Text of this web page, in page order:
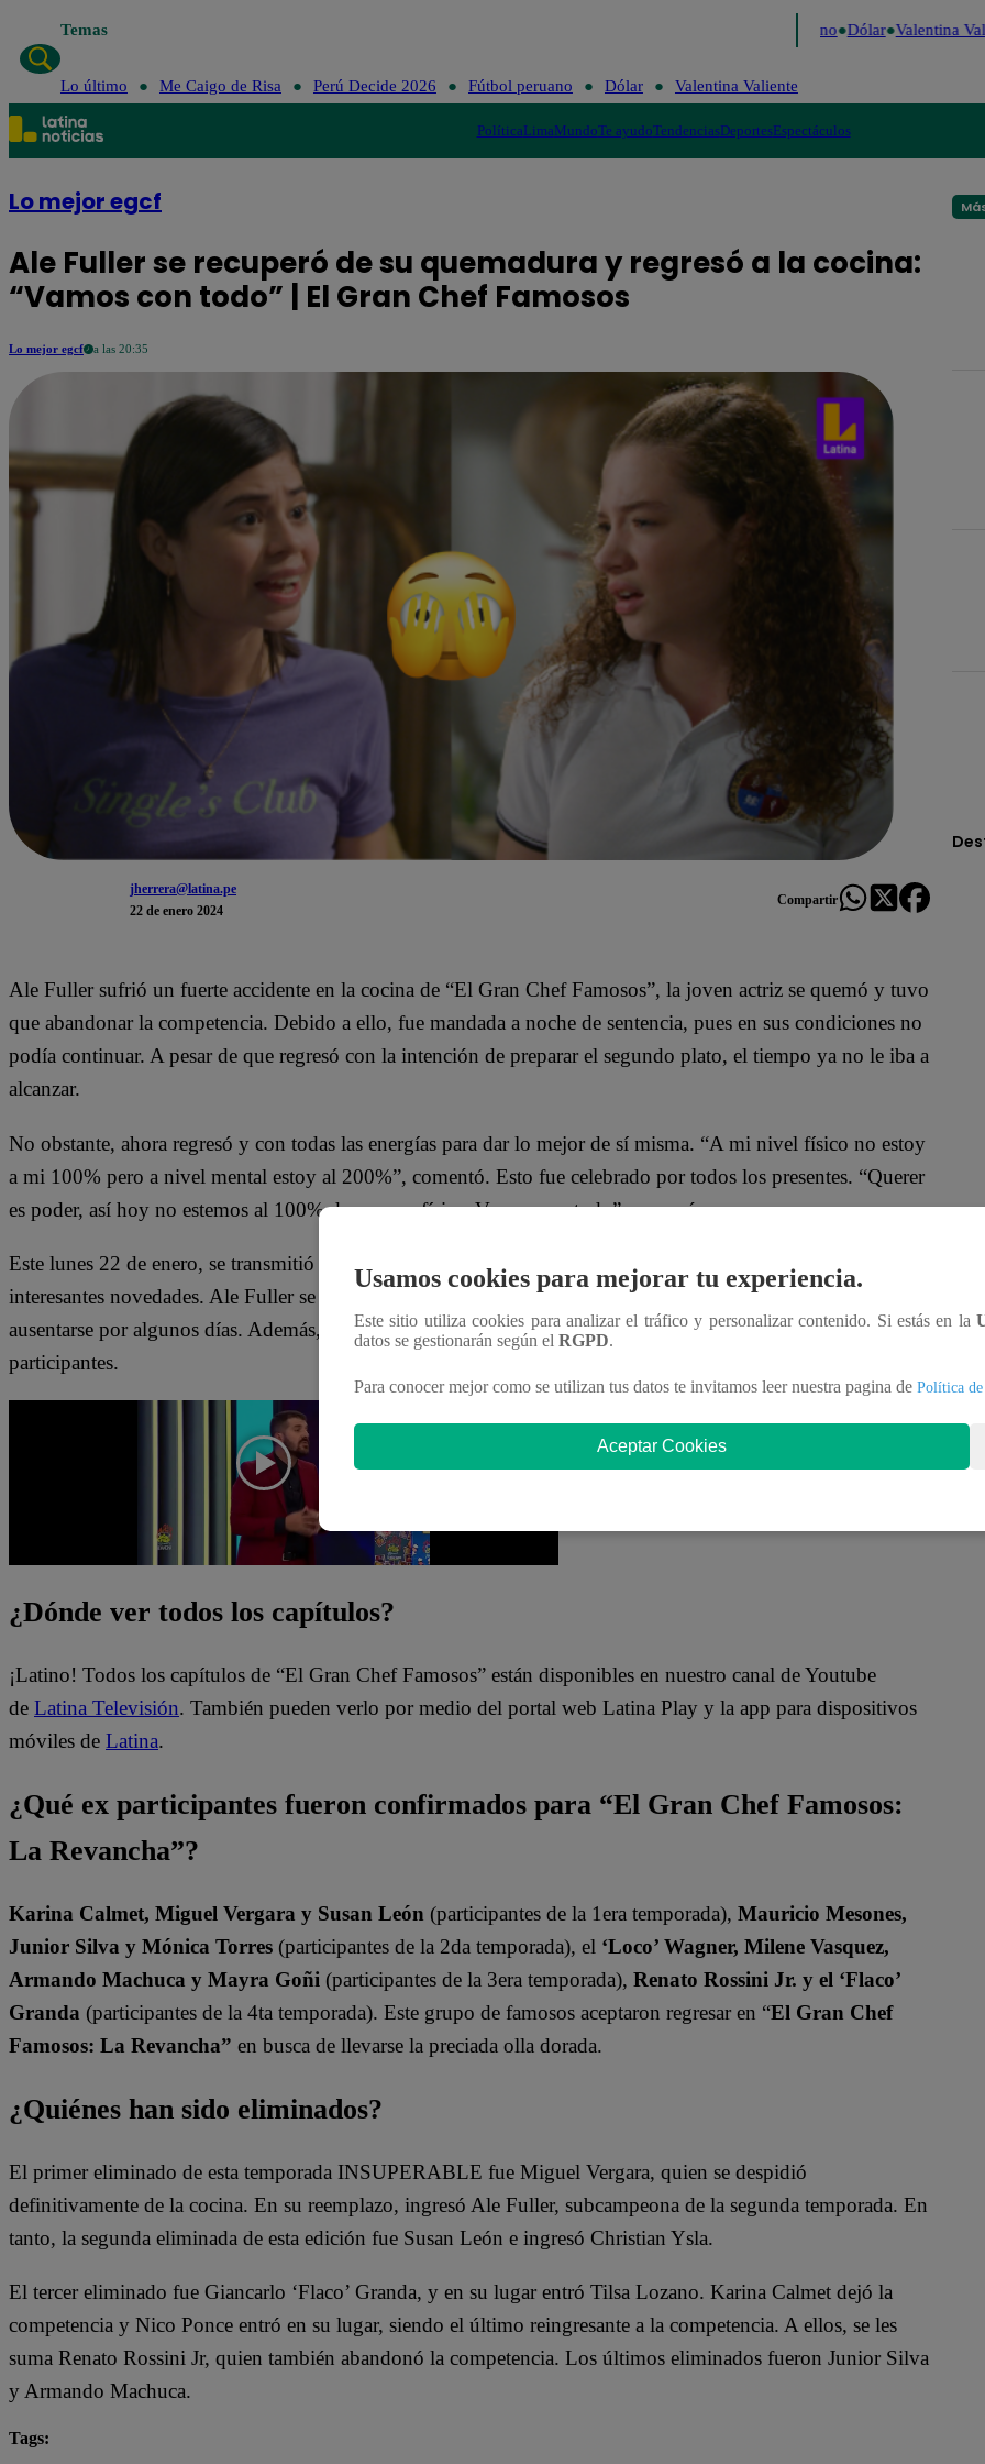
Temas Fútbol peruano Dólar Valentina
Lo último Me Caigo de Risa Perú Decide 2026 Fútbol peruano Dólar Valentina Valiente
PolíticaLimaMundoTe ayudoTendenciasDeportesEspectáculos
Lo mejor egcf
Ale Fuller se recuperó de su quemadura y regresó a la cocina:
“Vamos con todo” | El Gran Chef Famosos
Lo mejor egcf a las 20:35
jherrera@latina.pe
22 de enero 2024
Compartir
Ale Fuller sufrió un fuerte accidente en la cocina de “El Gran Chef Famosos”, la joven actriz se quemó y tuvo
que abandonar la competencia. Debido a ello, fue mandada a noche de sentencia, pues en sus condiciones no
podía continuar. A pesar de que regresó con la intención de preparar el segundo plato, el tiempo ya no le iba a
alcanzar.
No obstante, ahora regresó y con todas las energías para dar lo mejor de sí misma. “A mi nivel físico no estoy
a mi 100% pero a nivel mental estoy al 200%”, comentó. Esto fue celebrado por todos los presentes. “Querer
es poder, así hoy no estemos al 100% de manera física. Vamos con todo”, expresó.
Este lunes 22 de enero, se transmitió un nuevo episodio de “El Gran Chef Famosos”, donde hubieron
interesantes novedades. Ale Fuller se recuperó de su lesión y Javier Masías volvió al programa luego de
ausentarse por algunos días. Además, un chef invitado llegará a la cocina para poner en aprietos a los
participantes.
¿Dónde ver todos los capítulos?
¡Latino! Todos los capítulos de “El Gran Chef Famosos” están disponibles en nuestro canal de Youtube
de Latina Televisión. También pueden verlo por medio del portal web Latina Play y la app para dispositivos
móviles de Latina.
¿Qué ex participantes fueron confirmados para “El Gran Chef Famosos:
La Revancha”?
Karina Calmet, Miguel Vergara y Susan León (participantes de la 1era temporada), Mauricio Mesones,
Junior Silva y Mónica Torres (participantes de la 2da temporada), el ‘Loco’ Wagner, Milene Vasquez,
Armando Machuca y Mayra Goñi (participantes de la 3era temporada), Renato Rossini Jr. y el ‘Flaco’
Granda (participantes de la 4ta temporada). Este grupo de famosos aceptaron regresar en “El Gran Chef
Famosos: La Revancha” en busca de llevarse la preciada olla dorada.
¿Quiénes han sido eliminados?
El primer eliminado de esta temporada INSUPERABLE fue Miguel Vergara, quien se despidió
definitivamente de la cocina. En su reemplazo, ingresó Ale Fuller, subcampeona de la segunda temporada. En
tanto, la segunda eliminada de esta edición fue Susan León e ingresó Christian Ysla.
El tercer eliminado fue Giancarlo ‘Flaco’ Granda, y en su lugar entró Tilsa Lozano. Karina Calmet dejó la
competencia y Nico Ponce entró en su lugar, siendo el último reingresante a la competencia. A ellos, se les
suma Renato Rossini Jr, quien también abandonó la competencia. Los últimos eliminados fueron Junior Silva
y Armando Machuca.
Tags:
Usamos cookies para mejorar tu experiencia.
Este sitio utiliza cookies para analizar el tráfico y personalizar contenido. Si estás en la
datos se gestionarán según el RGPD.
Para conocer mejor como se utilizan tus datos te invitamos leer nuestra pagina de Política
Aceptar Cookies